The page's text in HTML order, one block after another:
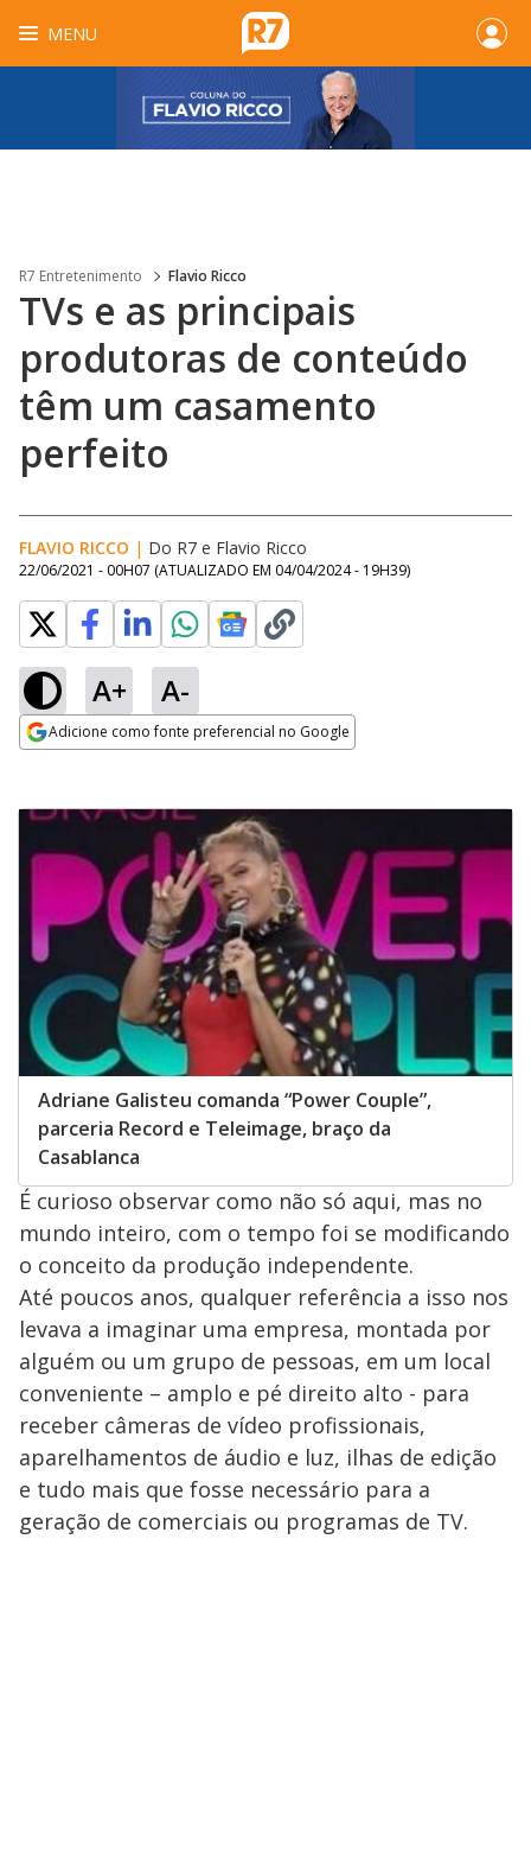
MENU
R7 Entretenimento Flavio Ricco
TVs e as principais
produtoras de conteúdo
têm um casamento
perfeito
FLAVIO RICCO | Do R7 e Flavio Ricco
22/06/2021 - 00H07 (ATUALIZADO EM 04/04/2024 - 19H39)
A+ A-
Adicione como fonte preferencial no Google
Adriane Galisteu comanda “Power Couple”,
parceria Record e Teleimage, braço da
Casablanca
É curioso observar como não só aqui, mas no
mundo inteiro, com o tempo foi se modificando
o conceito da produção independente.
Até poucos anos, qualquer referência a isso nos
levava a imaginar uma empresa, montada por
alguém ou um grupo de pessoas, em um local
conveniente – amplo e pé direito alto - para
receber câmeras de vídeo profissionais,
aparelhamentos de áudio e luz, ilhas de edição
e tudo mais que fosse necessário para a
geração de comerciais ou programas de TV.